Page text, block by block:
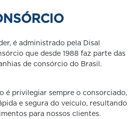
é administrado pela Disal
que desde 1988 faz parte das
de consórcio do Brasil.
é privilegiar sempre o consorciado,
e segura do veículo, resultando
para nossos clientes.